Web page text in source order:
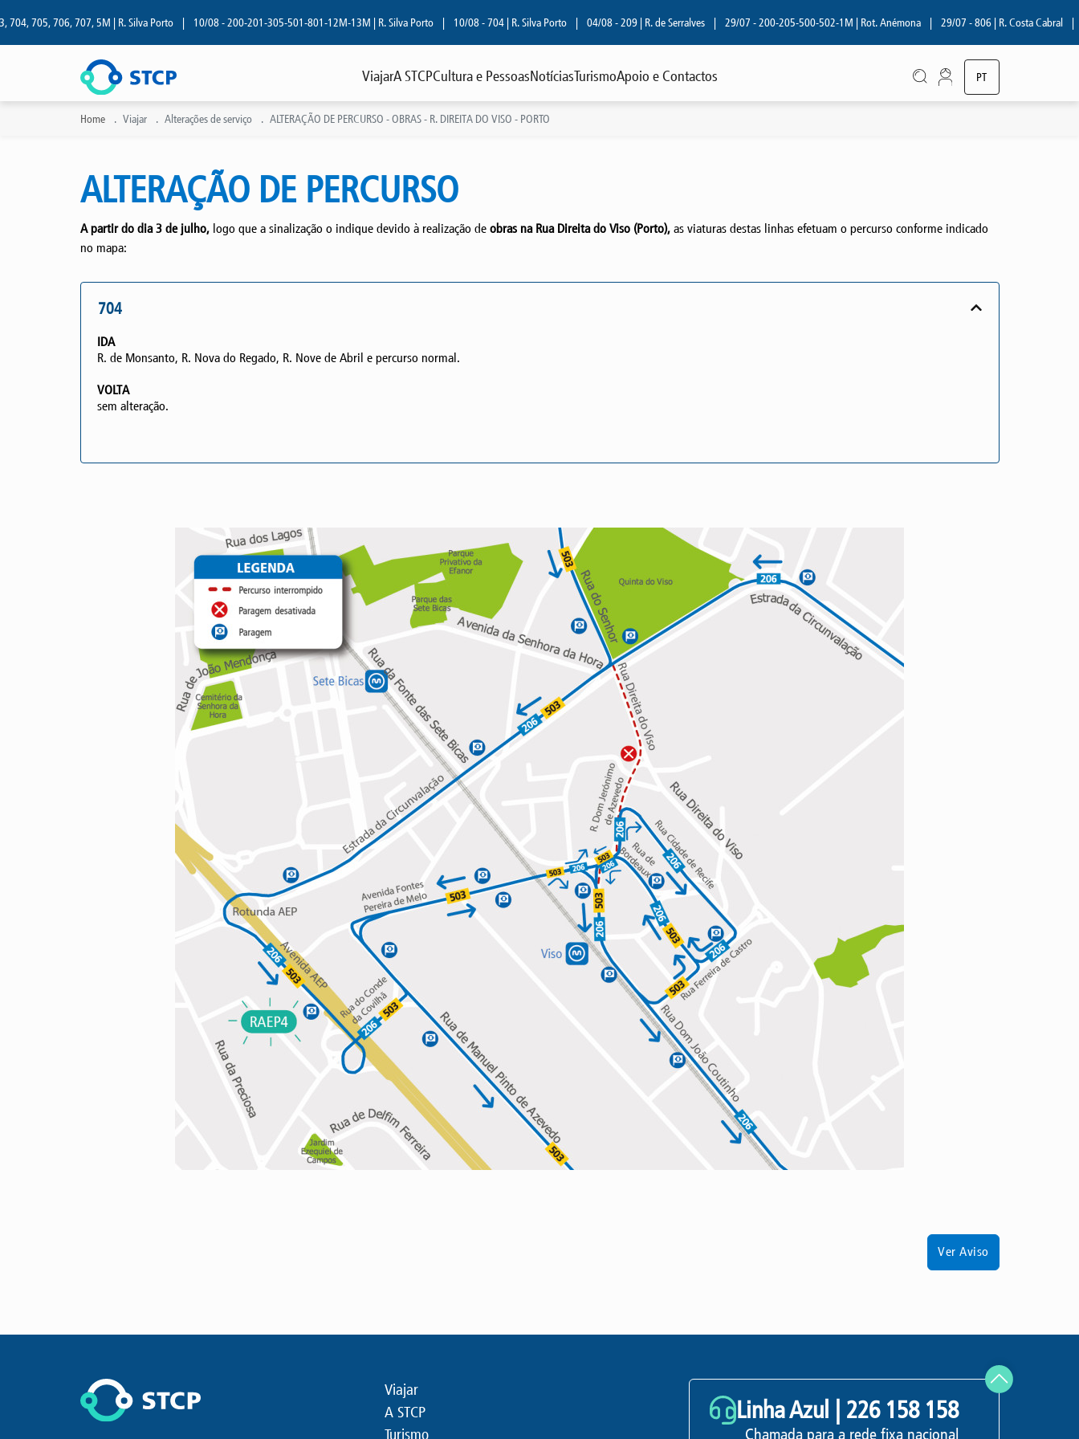
705, 706, 707, 5M | R. Silva Porto | 10/08 - 200-201-305-501-801-12M-13M | R. Silva Porto | 10/08 - 704 | R. Silva Porto | 04/08 - 209 | R. de Serralves | 29/07 - 200-205-500-502-1M | Rot. Anémona | 29/07 - 806 | R. Costa Cabral |
ViajarA STCPCultura e PessoasNotíciasTurismoApoio e Contactos PT
Home
Viajar Alterações de serviço ALTERAÇÃO DE PERCURSO - OBRAS - R. DIREITA DO VISO - PORTO
ALTERAÇÃO DE PERCURSO
A partir do dia 3 de julho,logo que a sinalização o indique devido à realização de obras na Rua Direita do Viso (Porto),as viaturas destas linhas efetuam o percurso conforme indicado
no mapa:
704
IDA
R. de Monsanto, R. Nova do Regado, R. Nove de Abril e percurso normal.
VOLTA
sem alteração.
Ver Aviso
Viajar
A STCP
Turismo
Linha Azul | 226 158 158
Chamada para a rede fixa nacional